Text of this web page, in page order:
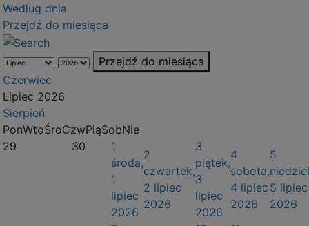
Według dnia
Przejdź do miesiąca
Przejdź do miesiąca
Czerwiec
Lipiec 2026
Sierpień
PonWtoŚroCzwPiąSobNie
29
30
1
środa,
1
lipiec
2026
2
czwartek,
2 lipiec
2026
3
piątek,
3
lipiec
2026
4
sobota,
4 lipiec
2026
5
5 lipiec
2026